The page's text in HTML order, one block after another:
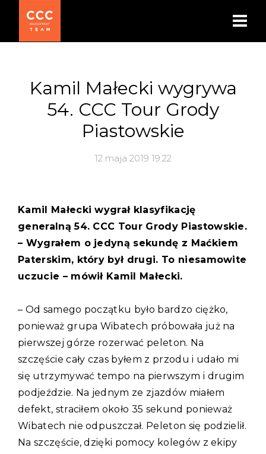
Kamil Małecki wygrywa
54. CCC Tour Grody
Piastowskie
12 maja 2019 19:22
Kamil Małecki wygrał klasyfikację
generalną 54. CCC Tour Grody Piastowskie.
– Wygrałem o jedyną sekundę z Maćkiem
Paterskim, który był drugi. To niesamowite
uczucie – mówił Kamil Małecki.
– Od samego początku było bardzo ciężko,
ponieważ grupa Wibatech próbowała już na
pierwszej górze rozerwać peleton. Na
szczęście cały czas byłem z przodu i udało mi
się utrzymywać tempo na pierwszym i drugim
podjeździe. Na jednym ze zjazdów miałem
defekt, straciłem około 35 sekund ponieważ
Wibatech nie odpuszczał. Peleton się podzielił.
Na szczęście, dzięki pomocy kolegów z ekipy